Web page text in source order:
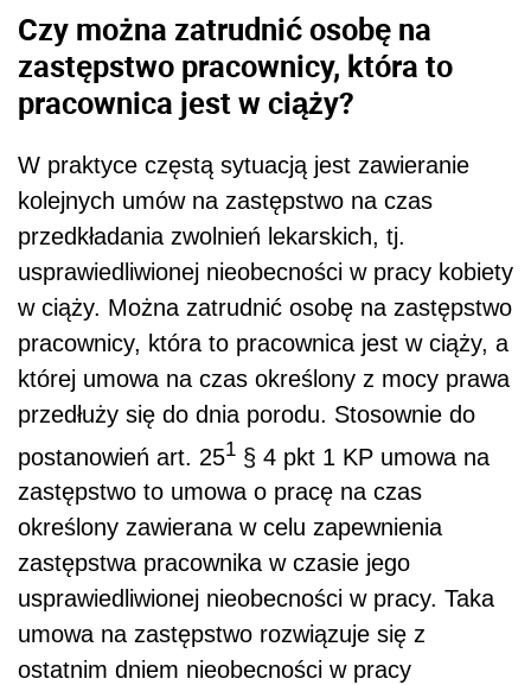
Czy można zatrudnić osobę na
zastępstwo pracownicy, która to
pracownica jest w ciąży?
W praktyce częstą sytuacją jest zawieranie
kolejnych umów na zastępstwo na czas
przedkładania zwolnień lekarskich, tj.
usprawiedliwionej nieobecności w pracy kobiety
w ciąży. Można zatrudnić osobę na zastępstwo
pracownicy, która to pracownica jest w ciąży, a
której umowa na czas określony z mocy prawa
przedłuży się do dnia porodu. Stosownie do
postanowień art. 251 § 4 pkt 1 KP umowa na
zastępstwo to umowa o pracę na czas
określony zawierana w celu zapewnienia
zastępstwa pracownika w czasie jego
usprawiedliwionej nieobecności w pracy. Taka
umowa na zastępstwo rozwiązuje się z
ostatnim dniem nieobecności w pracy